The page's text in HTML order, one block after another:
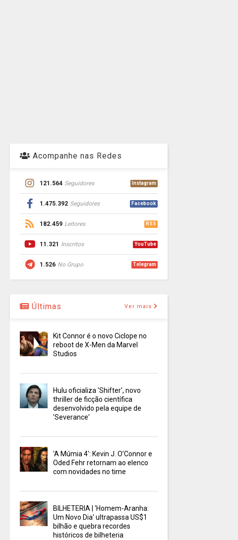
Acompanhe nas Redes
121.564 Seguidores Instagram
1.475.392 Seguidores Facebook
182.459 Leitores RSS
11.321 Inscritos YouTube
1.526 No Grupo Telegram
Últimas Ver mais
Kit Connor é o novo Ciclope no
reboot de X-Men da Marvel
Studios
Hulu oficializa 'Shifter', novo
thriller de ficção científica
desenvolvido pela equipe de
'Severance'
'A Múmia 4': Kevin J. O’Connor e
Oded Fehr retornam ao elenco
com novidades no time
BILHETERIA | 'Homem-Aranha:
Um Novo Dia' ultrapassa US$1
bilhão e quebra recordes
históricos de bilheteria